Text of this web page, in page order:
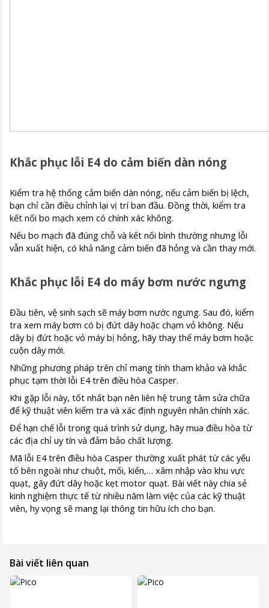
Khắc phục lỗi E4 do cảm biến dàn nóng
Kiểm tra hệ thống cảm biến dàn nóng, nếu cảm biến bị lệch,
bạn chỉ cần điều chỉnh lại vị trí ban đầu. Đồng thời, kiểm tra
kết nối bo mạch xem có chính xác không.
Nếu bo mạch đã đúng chỗ và kết nối bình thường nhưng lỗi
vẫn xuất hiện, có khả năng cảm biến đã hỏng và cần thay mới.
Khắc phục lỗi E4 do máy bơm nước ngưng
Đầu tiên, vệ sinh sạch sẽ máy bơm nước ngưng. Sau đó, kiểm
tra xem máy bơm có bị đứt dây hoặc chạm vỏ không. Nếu
dây bị đứt hoặc vỏ máy bị hỏng, hãy thay thế máy bơm hoặc
cuộn dây mới.
Những phương pháp trên chỉ mang tính tham khảo và khắc
phục tạm thời lỗi E4 trên điều hòa Casper.
Khi gặp lỗi này, tốt nhất bạn nên liên hệ trung tâm sửa chữa
để kỹ thuật viên kiểm tra và xác định nguyên nhân chính xác.
Để hạn chế lỗi trong quá trình sử dụng, hãy mua điều hòa từ
các địa chỉ uy tín và đảm bảo chất lượng.
Mã lỗi E4 trên điều hòa Casper thường xuất phát từ các yếu
tố bên ngoài như chuột, mối, kiến,… xâm nhập vào khu vực
quạt, gây đứt dây hoặc kẹt motor quạt. Bài viết này chia sẻ
kinh nghiệm thực tế từ nhiều năm làm việc của các kỹ thuật
viên, hy vọng sẽ mang lại thông tin hữu ích cho bạn.
Bài viết liên quan